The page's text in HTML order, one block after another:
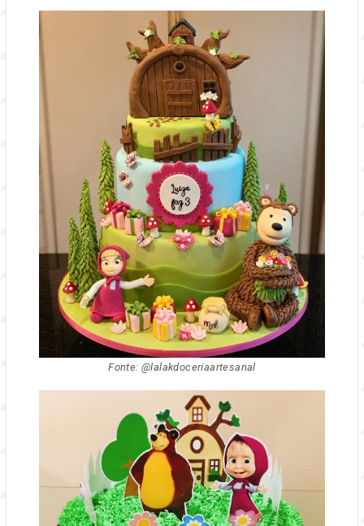
Fonte: @lalakdoceriaartesanal